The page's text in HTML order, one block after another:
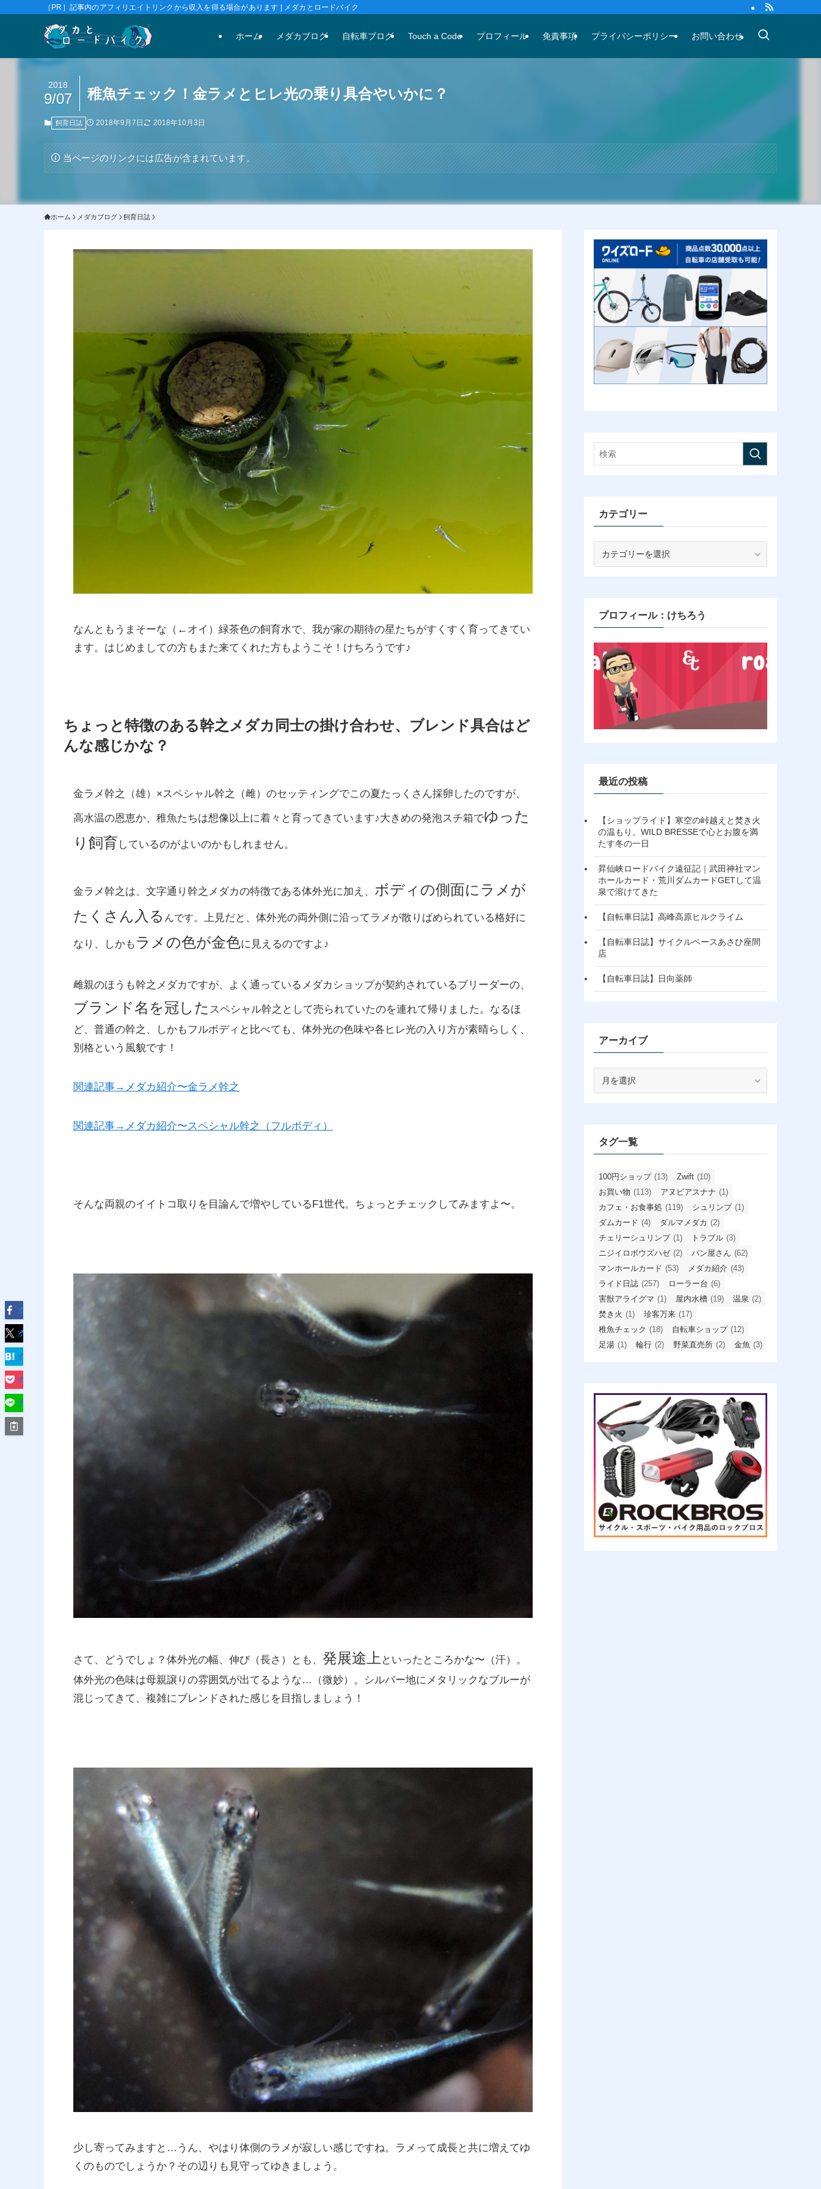
［PR］記事内のアフィリエイトリンクから収入を得る場合があります | メダカとロードバイク
ホーム メダカブログ 自転車ブログ Touch a Code プロフィール 免責事項 プライバシーポリシー お問い合わせ
稚魚チェック！金ラメとヒレ光の乗り具合やいかに？
2018
9/07
飼育日誌 2018年9月7日 2018年10月3日
当ページのリンクには広告が含まれています。
ホーム メダカブログ 飼育日誌
なんともうまそーな（←オイ）緑茶色の飼育水で、我が家の期待の星たちがすくすく育ってきてい
ます。はじめましての方もまた来てくれた方もようこそ！けちろうです♪
ちょっと特徴のある幹之メダカ同士の掛け合わせ、ブレンド具合はど
んな感じかな？
金ラメ幹之（雄）×スペシャル幹之（雌）のセッティングでこの夏たっくさん採卵したのですが、
高水温の恩恵か、稚魚たちは想像以上に着々と育ってきています♪大きめの発泡スチ箱でゆった
り飼育 しているのがよいのかもしれません。
金ラメ幹之は、文字通り幹之メダカの特徴である体外光に加え、 ボディの側面にラメが
たくさん入る んです。上見だと、体外光の両外側に沿ってラメが散りばめられている格好に
なり、しかも ラメの色が金色に見えるのですよ♪
雌親のほうも幹之メダカですが、よく通っているメダカショップが契約されているブリーダーの、
ブランド名を冠した スペシャル幹之として売られていたのを連れて帰りました。なるほ
ど、普通の幹之、しかもフルボディと比べても、体外光の色味や各ヒレ光の入り方が素晴らしく、
別格という風貌です！
関連記事→メダカ紹介〜金ラメ幹之
関連記事→メダカ紹介〜スペシャル幹之（フルボディ）
そんな両親のイイトコ取りを目論んで増やしているF1世代。ちょっとチェックしてみますよ〜。
さて、どうでしょ？体外光の幅、伸び（長さ）とも、 発展途上 といったところかな〜（汗）。
体外光の色味は母親譲りの雰囲気が出てるような…（微妙）。シルバー地にメタリックなブルーが
混じってきて、複雑にブレンドされた感じを目指しましょう！
少し寄ってみますと…うん、やはり体側のラメが寂しい感じですね。ラメって成長と共に増えてゆ
くのものでしょうか？その辺りも見守ってゆきましょう。
カテゴリー
プロフィール：けちろう
最近の投稿
【ショップライド】寒空の峠越えと焚き火
の温もり。WILD BRESSEで心とお腹を満
たす冬の一日
昇仙峡ロードバイク遠征記｜武田神社マン
ホールカード・荒川ダムカードGETして温
泉で溶けてきた
【自転車日誌】高峰高原ヒルクライム
【自転車日誌】サイクルベースあさひ座間
店
【自転車日誌】日向薬師
アーカイブ
タグ一覧
100円ショップ (13) Zwift (10)
お買い物 (113) アヌビアスナナ (1)
カフェ・お食事処 (119) シュリンプ (1)
ダムカード (4) ダルマメダカ (2)
チェリーシュリンプ (1) トラブル (3)
ニジイロボウズハゼ (2) パン屋さん (62)
マンホールカード (53) メダカ紹介 (43)
ライド日誌 (257) ローラー台 (6)
害獣アライグマ (1) 屋内水槽 (19) 温泉 (2)
焚き火 (1) 珍客万来 (17)
稚魚チェック (18) 自転車ショップ (12)
足湯 (1) 輪行 (2) 野菜直売所 (2) 金魚 (3)